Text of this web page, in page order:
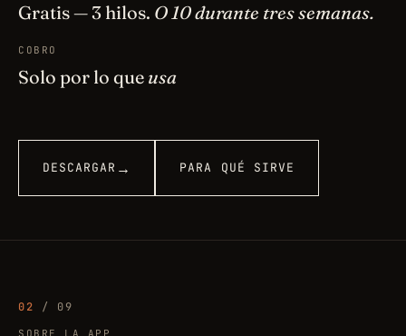
Gratis — 3 hilos. O 10 durante tres semanas.
COBRO
Solo por lo que usa
DESCARGAR → PARA QUÉ SIRVE
02 / 09
SOBRE LA APP